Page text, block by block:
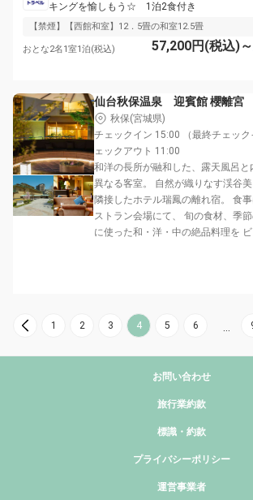
キングを愉しもう☆ 1泊2食付き
【禁煙】【西館和室】12．5畳の和室12.5畳
おとな2名1室1泊(税込) 57,200円(税込)～
仙台秋保温泉 迎賓館 櫻離宮
秋保(宮城県)
チェックイン 15:00 （最終チェッ
ェックアウト 11:00
和洋の長所が融和した、露天風呂と
異なる客室。 自然が織りなす渓谷
隣接したホテル瑞鳳の離れ宿。 食
ストラン会場にて、 旬の食材、季
に使った和・洋・中の絶品料理を
1 2 3 4 5 6 …
お問い合わせ
旅行業約款
標識・約款
プライバシーポリシー
運営事業者